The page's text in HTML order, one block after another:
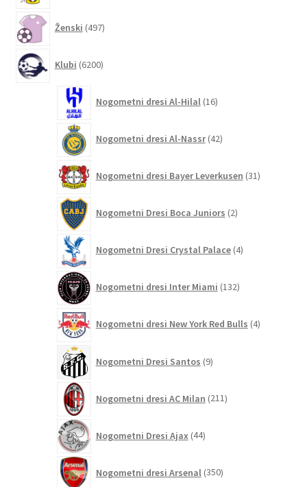
Ženski 497izdelkov
Klubi 6200izdelkov
Nogometni dresi Al-Hilal 16izdelkov
Nogometni dresi Al-Nassr 42izdelkov
Nogometni dresi Bayer Leverkusen 31izdelkov
Nogometni Dresi Boca Juniors 2izdelka
Nogometni Dresi Crystal Palace 4izdelki
Nogometni dresi Inter Miami 132izdelkov
Nogometni dresi New York Red Bulls 4izdelki
Nogometni Dresi Santos 9izdelkov
Nogometni dresi AC Milan 211izdelkov
Nogometni Dresi Ajax 44izdelkov
Nogometni dresi Arsenal 350izdelkov